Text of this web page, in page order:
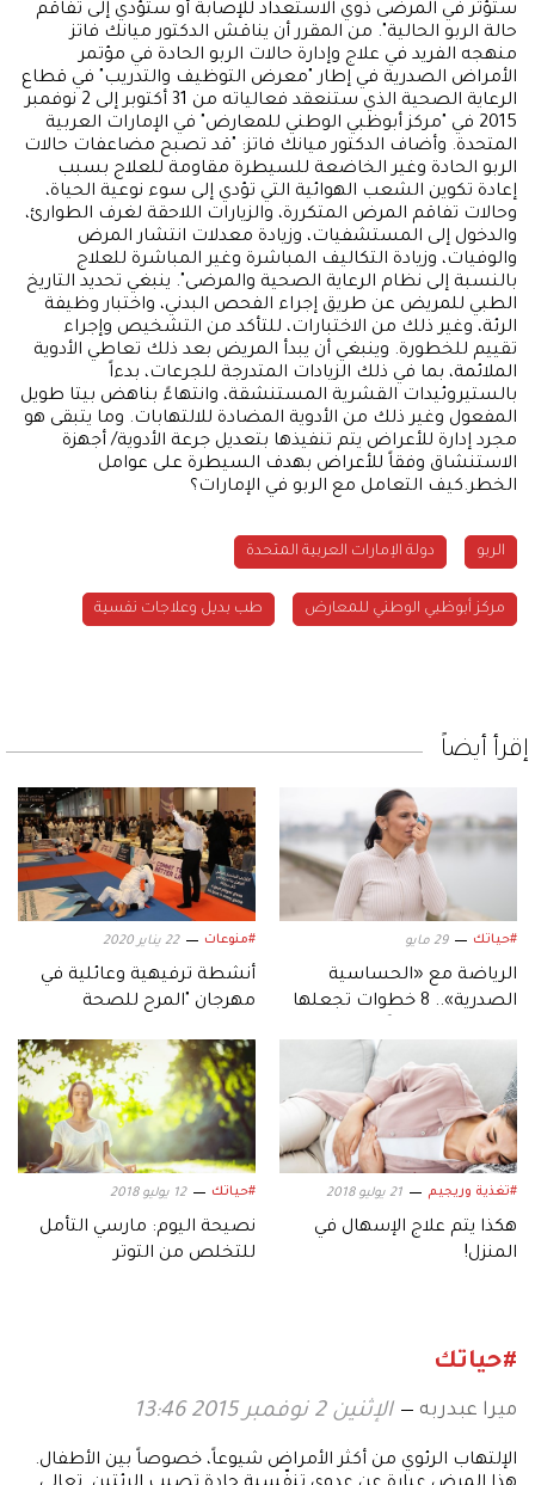
ستؤثر في المرضى ذوي الاستعداد للإصابة أو ستؤدي إلى تفاقم
حالة الربو الحالية". من المقرر أن يناقش الدكتور ميانك فاتز
منهجه الفريد في علاج وإدارة حالات الربو الحادة في مؤتمر
الأمراض الصدرية في إطار "معرض التوظيف والتدريب" في قطاع
الرعاية الصحية الذي ستنعقد فعالياته من 31 أكتوبر إلى 2 نوفمبر
2015 في "مركز أبوظبي الوطني للمعارض" في الإمارات العربية
المتحدة. وأضاف الدكتور ميانك فاتز: "قد تصبح مضاعفات حالات
الربو الحادة وغير الخاضعة للسيطرة مقاومة للعلاج بسبب
إعادة تكوين الشعب الهوائية التي تؤدي إلى سوء نوعية الحياة،
وحالات تفاقم المرض المتكررة، والزيارات اللاحقة لغرف الطوارئ،
والدخول إلى المستشفيات، وزيادة معدلات انتشار المرض
والوفيات، وزيادة التكاليف المباشرة وغير المباشرة للعلاج
بالنسبة إلى نظام الرعاية الصحية والمرضى". ينبغي تحديد التاريخ
الطبي للمريض عن طريق إجراء الفحص البدني، واختبار وظيفة
الرئة، وغير ذلك من الاختبارات، للتأكد من التشخيص وإجراء
تقييم للخطورة. وينبغي أن يبدأ المريض بعد ذلك تعاطي الأدوية
الملائمة، بما في ذلك الزيادات المتدرجة للجرعات، بدءاً
بالستيروئيدات القشرية المستنشقة، وانتهاءً بناهض بيتا طويل
المفعول وغير ذلك من الأدوية المضادة للالتهابات. وما يتبقى هو
مجرد إدارة للأعراض يتم تنفيذها بتعديل جرعة الأدوية/ أجهزة
الاستنشاق وفقاً للأعراض بهدف السيطرة على عوامل
الخطر.كيف التعامل مع الربو في الإمارات؟
الربو دولة الإمارات العربية المتحدة
مركز أبوظبي الوطني للمعارض طب بديل وعلاجات نفسية
إقرأ أيضاً
#حياتك 29 مايو
الرياضة مع «الحساسية
الصدرية».. 8 خطوات تجعلها
#منوعات 22 يناير 2020
أنشطة ترفيهية وعائلية في
مهرجان "المرح للصحة
#تغذية وريجيم 21 يوليو 2018
هكذا يتم علاج الإسهال في
المنزل!
#حياتك 12 يوليو 2018
نصيحة اليوم: مارسي التأمل
للتخلص من التوتر
#حياتك
ميرا عبدربه الإثنين 2 نوفمبر 2015 13:46
الإلتهاب الرئوي من أكثر الأمراض شيوعاً، خصوصاً بين الأطفال.